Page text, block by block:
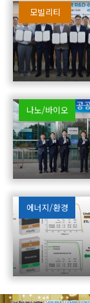
모빌리티
나노/바이오
에너지/환경